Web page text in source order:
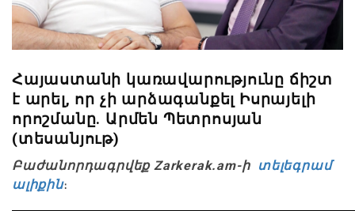
Հայաստանի կառավարությունը ճիշտ
է արել, որ չի արձագանքել Իսրայելի
որոշմանը. Արմեն Պետրոսյան
(տեսանյութ)
Բաժանորդագրվեք Zarkerak.am-ի տելեգրամ
ալիքին։